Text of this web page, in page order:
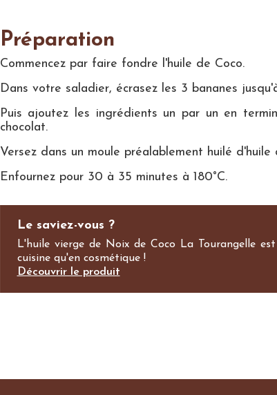
Préparation
Commencez par faire fondre l'huile de Coco.
Dans votre saladier, écrasez les 3 bananes
Puis ajoutez les ingrédients un par un en
chocolat.
Versez dans un moule préalablement huilé
Enfournez pour 30 à 35 minutes à 180°C.
Le saviez-vous ?
L'huile vierge de Noix de Coco La Tourangelle
cuisine qu'en cosmétique !
Découvrir le produit